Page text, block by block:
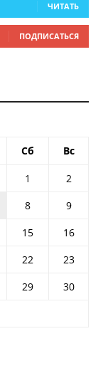
ЧИТАТЬ
ПОДПИСАТЬСЯ
Сб Вс
1
2
8
9
15
16
22
23
29
30